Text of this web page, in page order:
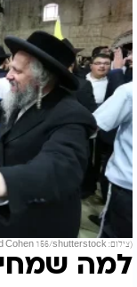
(צילום: David Cohen 156/shutterstock)
למה